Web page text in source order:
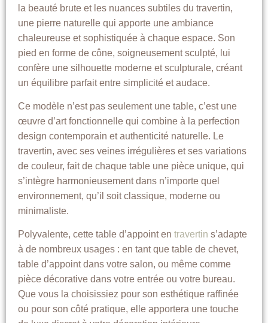
la beauté brute et les nuances subtiles du travertin,
une pierre naturelle qui apporte une ambiance
chaleureuse et sophistiquée à chaque espace. Son
pied en forme de cône, soigneusement sculpté, lui
confère une silhouette moderne et sculpturale, créant
un équilibre parfait entre simplicité et audace.
Ce modèle n’est pas seulement une table, c’est une
œuvre d’art fonctionnelle qui combine à la perfection
design contemporain et authenticité naturelle. Le
travertin, avec ses veines irrégulières et ses variations
de couleur, fait de chaque table une pièce unique, qui
s’intègre harmonieusement dans n’importe quel
environnement, qu’il soit classique, moderne ou
minimaliste.
Polyvalente, cette table d’appoint en travertin s’adapte
à de nombreux usages : en tant que table de chevet,
table d’appoint dans votre salon, ou même comme
pièce décorative dans votre entrée ou votre bureau.
Que vous la choisissiez pour son esthétique raffinée
ou pour son côté pratique, elle apportera une touche